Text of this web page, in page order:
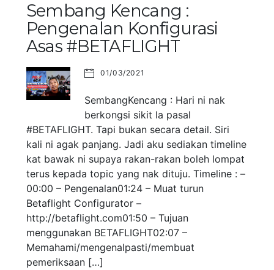
Sembang Kencang :
Pengenalan Konfigurasi
Asas #BETAFLIGHT
01/03/2021
SembangKencang : Hari ni nak
berkongsi sikit la pasal
#BETAFLIGHT. Tapi bukan secara detail. Siri
kali ni agak panjang. Jadi aku sediakan timeline
kat bawak ni supaya rakan-rakan boleh lompat
terus kepada topic yang nak dituju. Timeline : –
00:00 – Pengenalan01:24 – Muat turun
Betaflight Configurator –
http://betaflight.com01:50 – Tujuan
menggunakan BETAFLIGHT02:07 –
Memahami/mengenalpasti/membuat
pemeriksaan […]